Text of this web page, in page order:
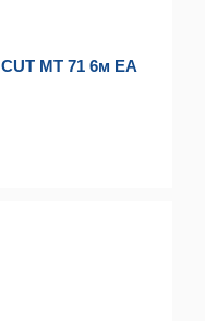
MT 71 6м EA